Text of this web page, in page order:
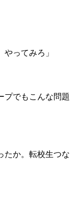
ってみろ」
でもこんな問題
たか。転校生つな